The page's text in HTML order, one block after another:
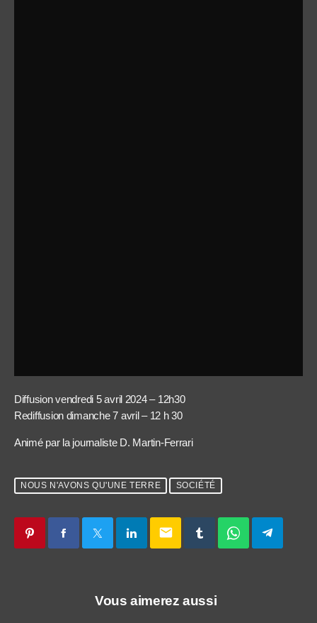
Diffusion vendredi 5 avril 2024 – 12h30
Rediffusion dimanche 7 avril – 12 h 30
Animé par la journaliste D. Martin-Ferrari
NOUS N'AVONS QU'UNE TERRE SOCIÉTÉ
email
Vous aimerez aussi